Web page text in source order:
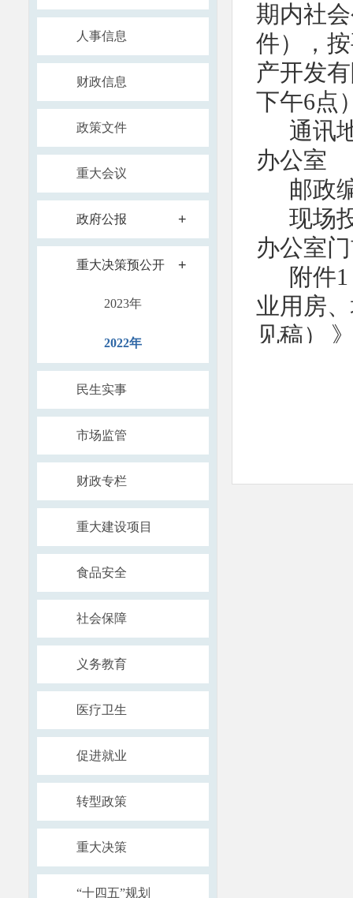
人事信息
财政信息
政策文件
重大会议
政府公报 +
重大决策预公开 +
2023年
2022年
民生实事
市场监管
财政专栏
重大建设项目
食品安全
社会保障
义务教育
医疗卫生
促进就业
转型政策
重大决策
“十四五”规划
期内社
件），
产开发
下午6点
通讯
办公室
邮政
现场
办公室
附件
业用房
见稿）